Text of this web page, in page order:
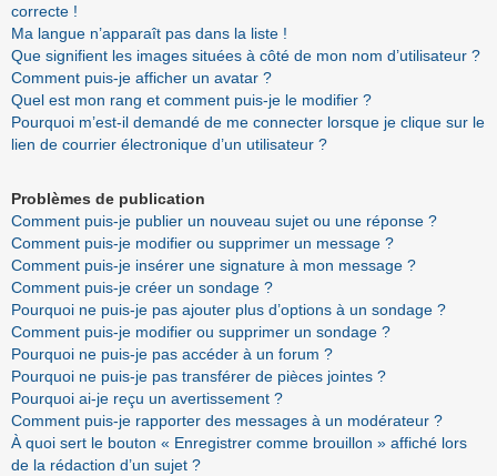
correcte !
Ma langue n’apparaît pas dans la liste !
Que signifient les images situées à côté de mon nom d’utilisateur ?
Comment puis-je afficher un avatar ?
Quel est mon rang et comment puis-je le modifier ?
Pourquoi m’est-il demandé de me connecter lorsque je clique sur le
lien de courrier électronique d’un utilisateur ?
Problèmes de publication
Comment puis-je publier un nouveau sujet ou une réponse ?
Comment puis-je modifier ou supprimer un message ?
Comment puis-je insérer une signature à mon message ?
Comment puis-je créer un sondage ?
Pourquoi ne puis-je pas ajouter plus d’options à un sondage ?
Comment puis-je modifier ou supprimer un sondage ?
Pourquoi ne puis-je pas accéder à un forum ?
Pourquoi ne puis-je pas transférer de pièces jointes ?
Pourquoi ai-je reçu un avertissement ?
Comment puis-je rapporter des messages à un modérateur ?
À quoi sert le bouton « Enregistrer comme brouillon » affiché lors
de la rédaction d’un sujet ?